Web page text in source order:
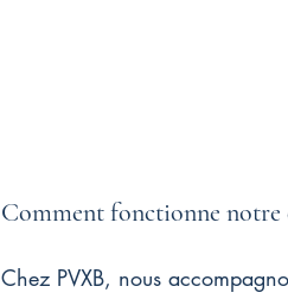
Comment fonctionne notre
Chez PVXB, nous